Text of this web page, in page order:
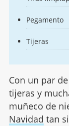
Pegamento
Tijeras
Con un par de
tijeras y
muñeco de
Navidad tan